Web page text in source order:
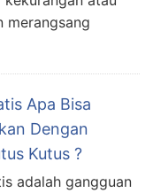
merangsang
Apa Bisa
Dengan
Kutus ?
adalah gangguan